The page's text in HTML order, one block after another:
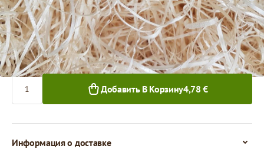
1+ уп.
Количество
Добавить В Корзину4,78 €
Информация о доставке